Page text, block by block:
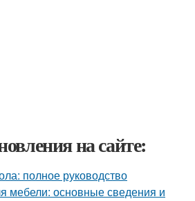
на сайте:
полное руководство
мебели: основные сведения и